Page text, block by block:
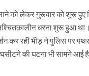
को लेकर गुरूवार को शुरू हुए
धरना शुरू हुआ
कर रही भीड़ ने पुलिस पर
की घटना भी सामने आई